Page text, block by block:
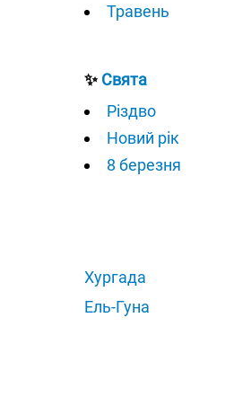
Травень
✨Свята
Різдво
Новий рік
8 березня
Хургада
Ель-Гуна